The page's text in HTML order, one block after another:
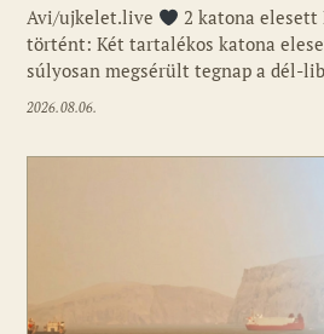
Avi/ujkelet.live
2 katona
történt: Két tartalékos katona
súlyosan megsérült tegnap a dél-
2026.08.06.